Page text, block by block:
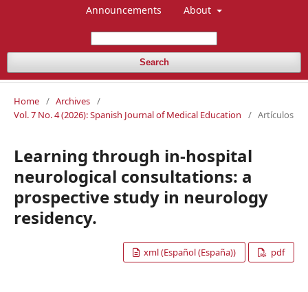
Announcements About
Search
Home / Archives /
Vol. 7 No. 4 (2026): Spanish Journal of Medical Education
/ Artículos
Learning through in-hospital
neurological consultations: a
prospective study in neurology
residency.
xml (Español (España)) pdf